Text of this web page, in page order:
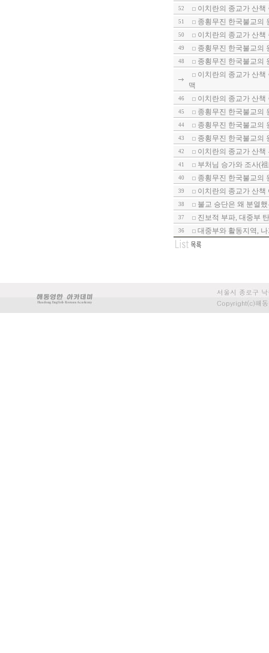
52 이치란의 종교가 산
51 종횡무진 한국불교의
50 이치란의 종교가 산책
49 종횡무진 한국불교의
48
종횡무진 한국불교의
이치란의 종교가 산
맥
46 이치란의 종교가 산책
45 종횡무진 한국불교의
44 종횡무진 한국불교의
43 종횡무진 한국불교의
42 이치란의 종교가 산책
41 부처님 승가와 조사(
40 종횡무진 한국불교의
39 이치란의 종교가 산책
38 불교 승단은 왜 분열했
37 진보적 부파, 대중부
36 대중부와 활동지역,